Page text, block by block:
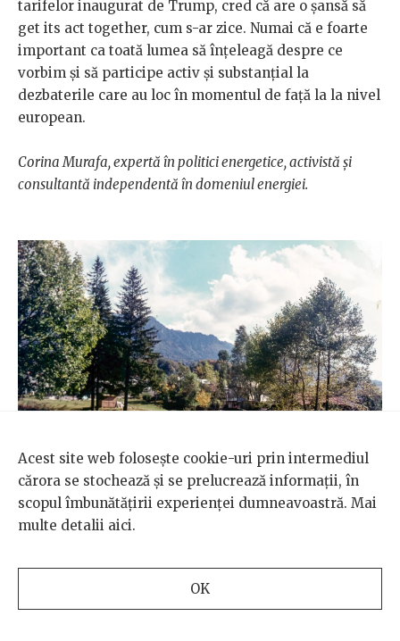
tarifelor inaugurat de Trump, cred că are o șansă să
get its act together, cum s-ar zice. Numai că e foarte
important ca toată lumea să înțeleagă despre ce
vorbim și să participe activ și substanțial la
dezbaterile care au loc în momentul de față la la nivel
european.
Corina Murafa, expertă în politici energetice, activistă și
consultantă independentă în domeniul energiei.
Fotografie realizată de Szoleczki László și preluată din
arhiva Azopan.
„Politicienii par să nu înțeleagă cu
adevărat ce înseamnă schimbările
Acest site web folosește cookie-uri prin intermediul
cărora se stochează și se prelucrează informații, în
scopul îmbunătățirii experienței dumneavoastră. Mai
multe detalii aici.
OK